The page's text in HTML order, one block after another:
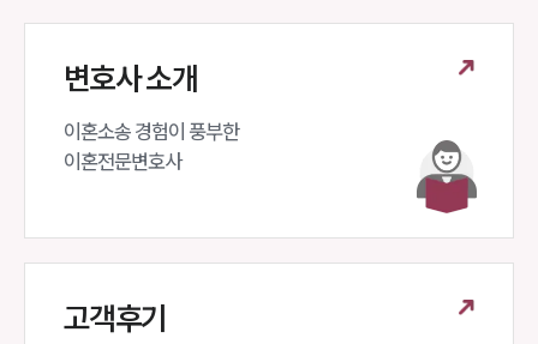
변호사 소개
이혼소송 경험이 풍부한
이혼전문변호사
고객후기